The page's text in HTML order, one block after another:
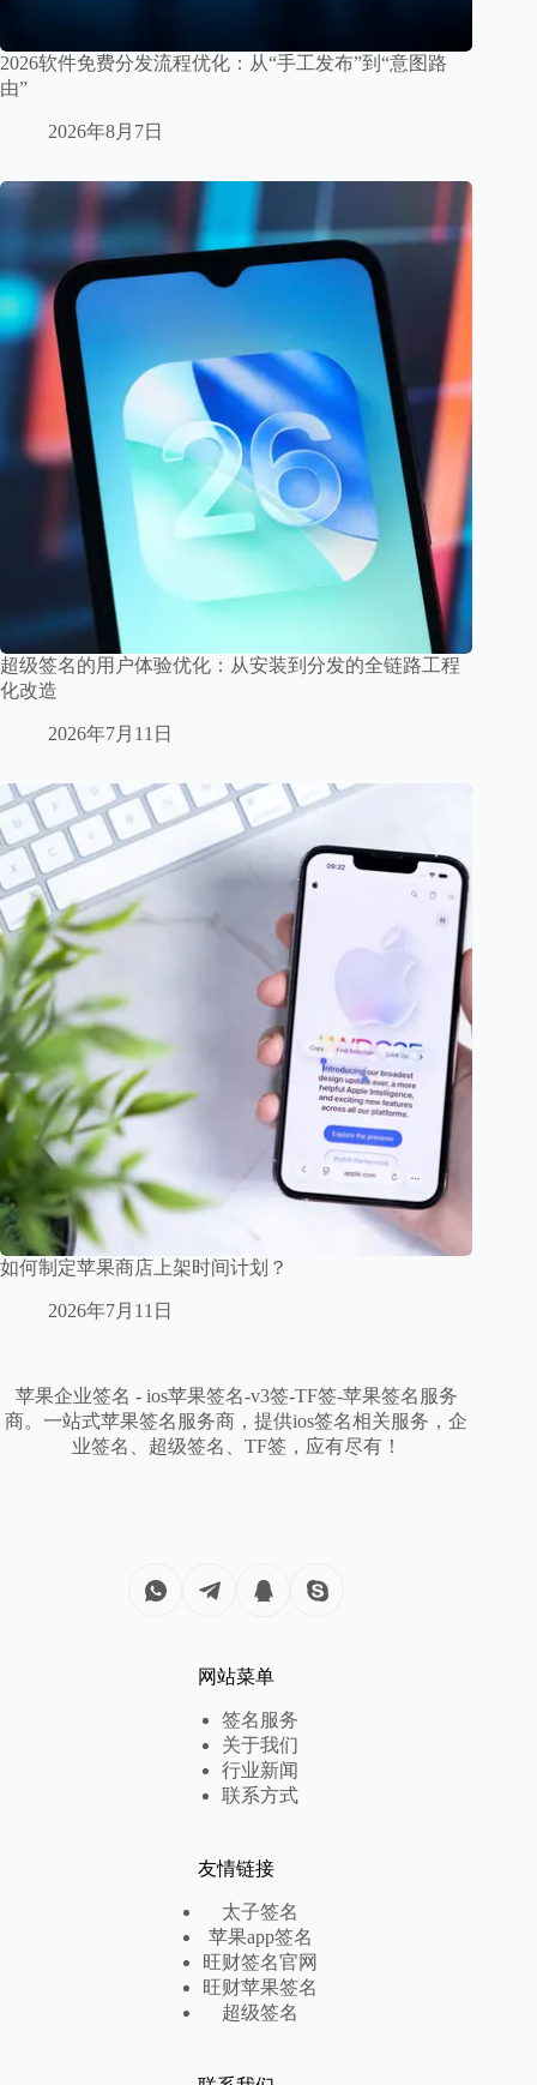
2026软件免费分发流程优化：从“手工发布”到“意图路
由”
2026年8月7日
超级签名的用户体验优化：从安装到分发的全链路工程
化改造
2026年7月11日
如何制定苹果商店上架时间计划？
2026年7月11日
苹果企业签名 - ios苹果签名-v3签-TF签-苹果签名服务
商。一站式苹果签名服务商，提供ios签名相关服务，企
业签名、超级签名、TF签，应有尽有！
网站菜单
签名服务
关于我们
行业新闻
联系方式
友情链接
太子签名
苹果app签名
旺财签名官网
旺财苹果签名
超级签名